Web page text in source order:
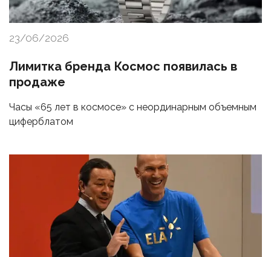
23/06/2026
Лимитка бренда Космос появилась в
продаже
Часы «65 лет в космосе» с неординарным объемным
циферблатом